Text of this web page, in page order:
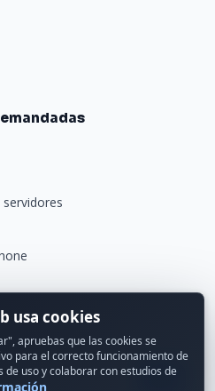
usa cookies
apruebas que las cookies se
para el correcto funcionamiento de
de uso y colaborar con estudios de